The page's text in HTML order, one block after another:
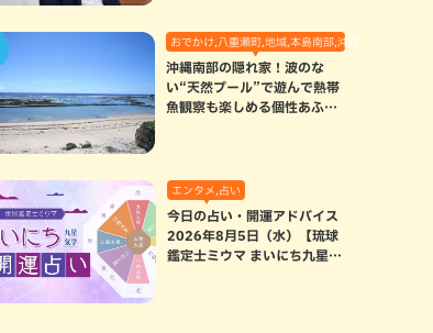
おでかけ,八重瀬町,地域,本島南部,沖縄の海,自然
沖縄南部の隠れ家！波のな
い“天然プール”で遊んで熱帯
魚観察も楽しめる個性あふれ
エンタメ,占い
今日の占い・開運アドバイス
2026年8月5日（水）【琉球
鑑定士ミウマ まいにち九星気